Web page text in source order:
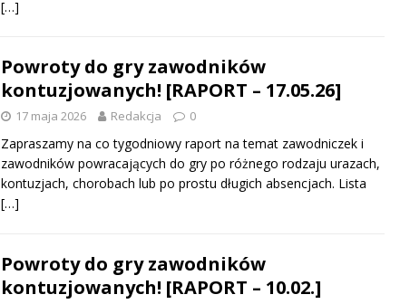
[…]
Powroty do gry zawodników
kontuzjowanych! [RAPORT – 17.05.26]
17 maja 2026 Redakcja 0
Zapraszamy na co tygodniowy raport na temat zawodniczek i
zawodników powracających do gry po różnego rodzaju urazach,
kontuzjach, chorobach lub po prostu długich absencjach. Lista
[…]
Powroty do gry zawodników
kontuzjowanych! [RAPORT – 10.02.]